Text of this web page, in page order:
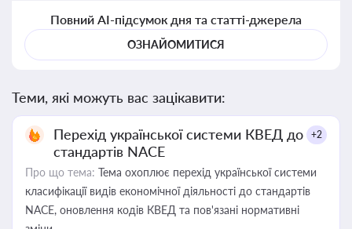
Повний AI-підсумок дня та статті-джерела
ОЗНАЙОМИТИСЯ
Теми, які можуть вас зацікавити:
Перехід української системи КВЕД до
стандартів NACE
+2
Про що тема: Тема охоплює перехід української системи
класифікації видів економічної діяльності до стандартів
NACE, оновлення кодів КВЕД та пов'язані нормативні